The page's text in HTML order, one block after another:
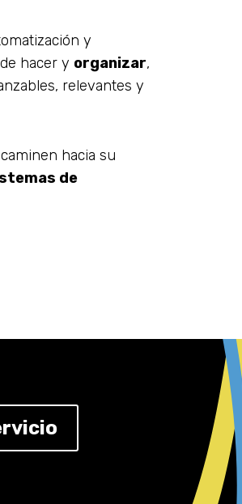
y
hacer y organizar,
relevantes y
hacia su
de